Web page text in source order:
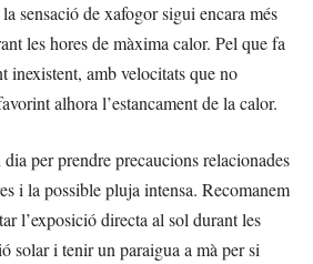
sensació de xafogor sigui encara més
les hores de màxima calor. Pel que fa
inexistent, amb velocitats que no
alhora l’estancament de la calor.
per prendre precaucions relacionades
i la possible pluja intensa. Recomanem
l’exposició directa al sol durant les
solar i tenir un paraigua a mà per si